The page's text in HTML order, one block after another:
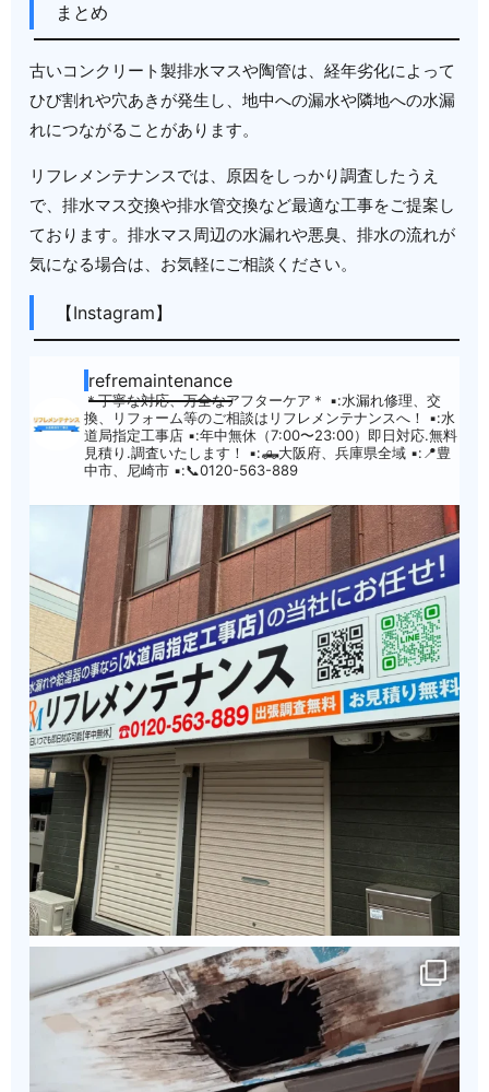
まとめ
古いコンクリート製排水マスや陶管は、経年劣化によって
ひび割れや穴あきが発生し、地中への漏水や隣地への水漏
れにつながることがあります。
リフレメンテナンスでは、原因をしっかり調査したうえ
で、排水マス交換や排水管交換など最適な工事をご提案し
ております。排水マス周辺の水漏れや悪臭、排水の流れが
気になる場合は、お気軽にご相談ください。
【Instagram】
refremaintenance
＊丁寧な対応、万全なアフターケア＊ ▪︎:水漏れ修理、交
換、リフォーム等のご相談はリフレメンテナンスへ！
▪︎:水
道局指定工事店 ▪︎:年中無休（7:00〜23:00）即日対応.無料
見積り.調査いたします！
▪︎:🛻大阪府、兵庫県全域 ▪︎:📍豊
中市、尼崎市 ▪︎:📞0120-563-889